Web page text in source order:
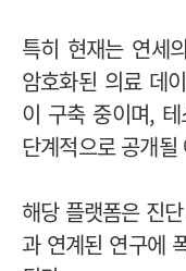
특히 현재는 연세
암호화된 의료 데
이 구축 중이며,
단계적으로 공개될
해당 플랫폼은 진
과 연계된 연구에